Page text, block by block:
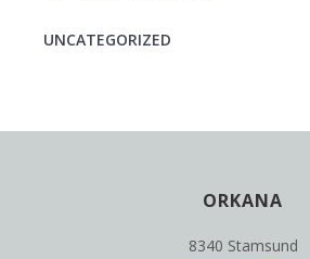
UNCATEGORIZED
ORKANA
8340 Stamsund